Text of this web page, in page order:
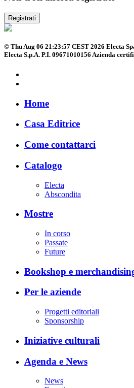
Registrati
© Thu Aug 06 21:23:57 CEST 2026 Electa
Electa S.p.A. P.I. 09671010156 Azienda
Home
Casa Editrice
Come contattarci
Catalogo
Electa
Abscondita
Mostre
In corso
Passate
Future
Bookshop e
Per le aziende
Progetti editoriali
Sponsorship
Iniziative culturali
Agenda e News
News